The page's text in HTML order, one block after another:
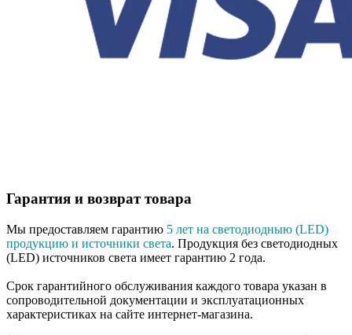
Гарантия и возврат товара
Мы предоставляем гарантию 5 лет на светодиодныю (LED)
продукцию и источники света. Продукция без светодиодных
(LED) источников света имеет гарантию 2 года.
Срок гарантийного обслуживания каждого товара указан в
сопроводительной документации и эксплуатационных
характеристиках на сайте интернет-магазина.